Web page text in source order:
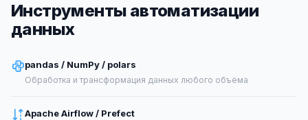
Инструменты автоматизации
данных
pandas / NumPy / polars
Обработка и трансформация данных любого объёма
Apache Airflow / Prefect